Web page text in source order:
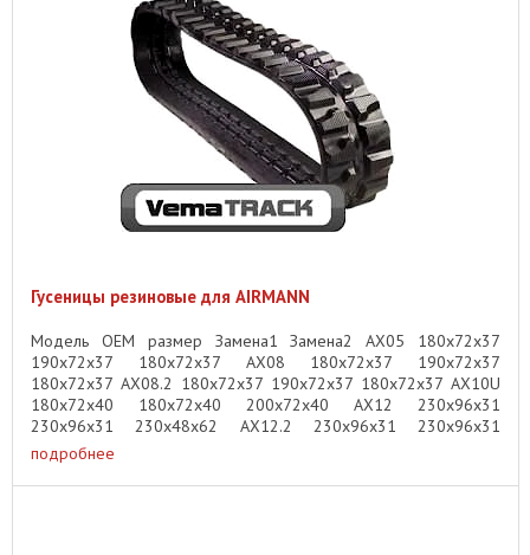
Гусеницы резиновые для AIRMANN
Модель OEM размер Замена1 Замена2 AX05 180x72x37
190x72x37 180x72x37 AX08 180x72x37 190x72x37
180x72x37 AX08.2 180x72x37 190x72x37 180x72x37 AX10U
180x72x40 180x72x40 200x72x40 AX12 230x96x31
230x96x31 230x48x62 AX12.2 230x96x31 230x96x31
230x48x62 ...
подробнее